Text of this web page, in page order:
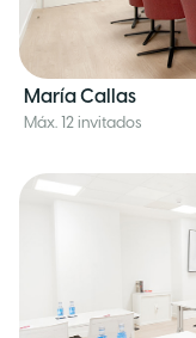
María Callas
Máx. 12 invitados